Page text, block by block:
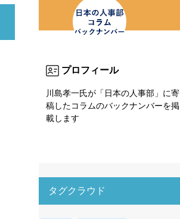
プロフィール
川島孝一氏が「日本の人事部」に寄
稿したコラムのバックナンバーを掲
載します
タグクラウド